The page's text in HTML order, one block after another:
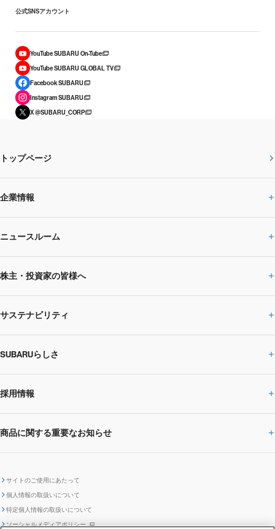
公式SNSアカウント
YouTube SUBARU On-Tube
YouTube SUBARU GLOBAL TV
Facebook SUBARU
Instagram SUBARU
X @SUBARU_CORP
トップページ
企業情報
企業情報トップ
SUBARUのありたい姿
SUBARU 2025方針
事業所・関係会社
ニュースルーム
ニュースルームトップ
ニュースリリース
閉じる
株主・投資家の皆様へ
株主・投資家の皆様へトップ
企業・経営
IRライブラリー
株主・投資家サポート
IRカレンダー
ディスクロージャー
サステナビリティ
サステナビリティトップ
CEOサステナビリティ
環境
ガバナンス
SUBARUらしさ
SUBARUらしさトップ
SUBARUびと
SUBARUデザイン
採用情報
採用情報トップ
SUBARU Lab採用（中途）
商品に関する重要なお知らせ
SUBARU ハイブリッド車 レスキュ
ー時の取扱い
サイトのご使用にあたって
個人情報の取扱いについて
特定個人情報の取扱いについて
ソーシャルメディアポリシー